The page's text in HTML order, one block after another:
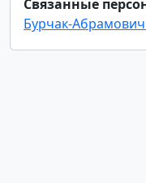
Связанные
Бурчак-